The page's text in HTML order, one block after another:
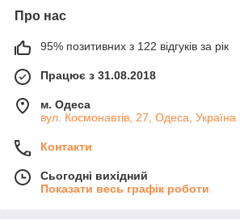
Про нас
95% позитивних з 122 відгуків за рік
Працює з 31.08.2018
м. Одеса
вул. Космонавтів, 27, Одеса, Україна
Контакти
Сьогодні вихідний
Показати весь графік роботи